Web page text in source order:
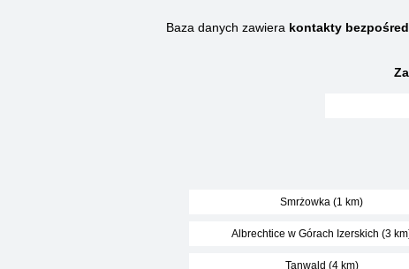
Baza danych zawiera kontakty
Smrżowka (1 km)
Albrechtice w Górach Izerskich (3
Tanwald (4 km)